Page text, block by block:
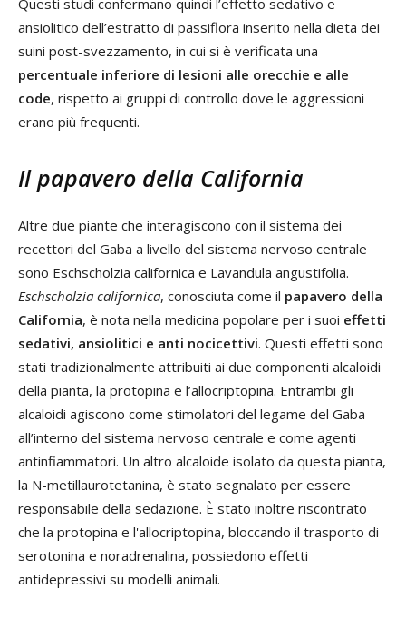
ansiolitico dell’estratto di passiflora inserito nella dieta dei
suini post-svezzamento, in cui si è verificata una
percentuale inferiore di lesioni alle orecchie e alle
code, rispetto ai gruppi di controllo dove le aggressioni
erano più frequenti.
Il papavero della California
Altre due piante che interagiscono con il sistema dei
recettori del Gaba a livello del sistema nervoso centrale
sono Eschscholzia californica e Lavandula angustifolia.
Eschscholzia californica, conosciuta come il papavero della
California, è nota nella medicina popolare per i suoi effetti
sedativi, ansiolitici e anti nocicettivi. Questi effetti sono
stati tradizionalmente attribuiti ai due componenti alcaloidi
della pianta, la protopina e l’allocriptopina. Entrambi gli
alcaloidi agiscono come stimolatori del legame del Gaba
all’interno del sistema nervoso centrale e come agenti
antinfiammatori. Un altro alcaloide isolato da questa pianta,
la N-metillaurotetanina, è stato segnalato per essere
responsabile della sedazione. È stato inoltre riscontrato
che la protopina e l'allocriptopina, bloccando il trasporto di
serotonina e noradrenalina, possiedono effetti
antidepressivi su modelli animali.